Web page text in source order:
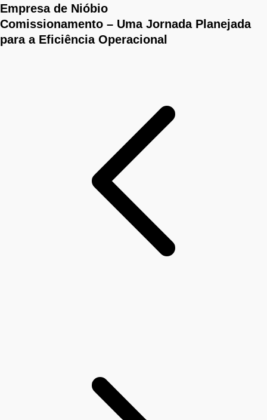
Empresa de Nióbio
Comissionamento – Uma Jornada Planejada
para a Eficiência Operacional